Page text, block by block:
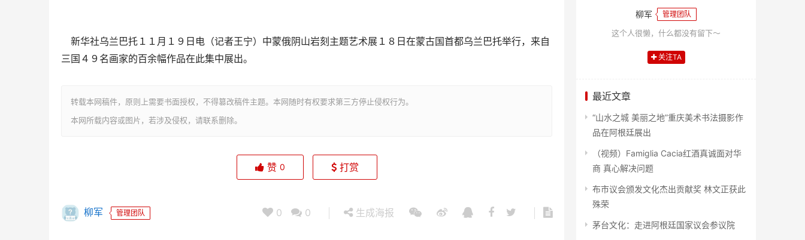
新华社乌兰巴托１１月１９日电（记者王宁）中蒙俄阴山岩刻主题艺术展１８日在蒙古国首都乌兰巴托举行，来自
三国４９名画家的百余幅作品在此集中展出。
转载本网稿件，原则上需要书面授权，不得篡改稿件主题。本网随时有权要求第三方停止侵权行为。
本网所载内容或图片，若涉及侵权，请联系删除。
赞 0 打赏
柳军 管理团队 0 0 生成海报
柳军 管理团队
这个人很懒，什么都没有留下～
关注TA
最近文章
“山水之城 美丽之地”重庆美术书法摄影作
品在阿根廷展出
（视频）Famiglia Cacia红酒真诚面对华
商 真心解决问题
布市议会颁发文化杰出贡献奖 林文正获此
殊荣
茅台文化：走进阿根廷国家议会参议院